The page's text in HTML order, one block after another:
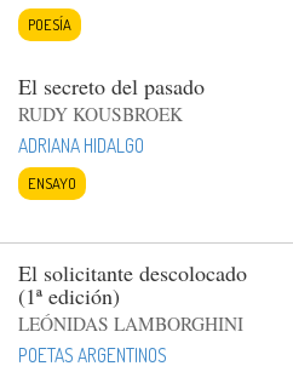
POESÍA
El secreto del pasado
RUDY KOUSBROEK
ADRIANA HIDALGO
ENSAYO
El solicitante descolocado
(1ª edición)
LEÓNIDAS LAMBORGHINI
POETAS ARGENTINOS